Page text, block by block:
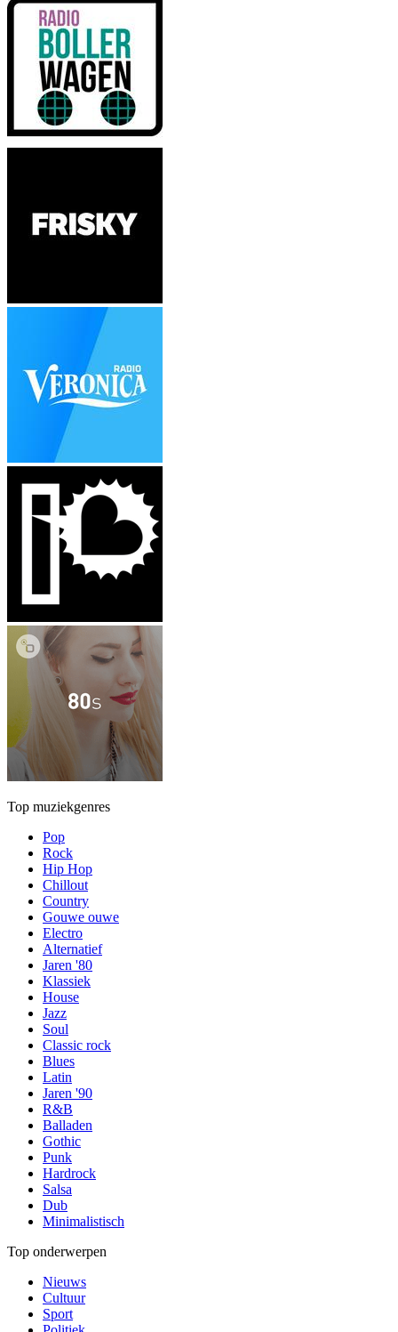
Top muziekgenres
Pop
Rock
Hip Hop
Chillout
Country
Gouwe ouwe
Electro
Alternatief
Jaren '80
Klassiek
House
Jazz
Soul
Classic rock
Blues
Latin
Jaren '90
R&B
Balladen
Gothic
Punk
Hardrock
Salsa
Dub
Minimalistisch
Top onderwerpen
Nieuws
Cultuur
Sport